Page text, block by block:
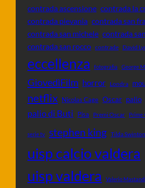
contrada ascensione contrada la
contrada pievania contrada san
contrada san michele contrada
contrada san rocco contrade David
eccellenza fotografia George
GiovedìFilm horror Londra
netflix Nicolas Cage Oscar palio
palio di Buti Pisa Premi Oscar Prime
serie tv stephen king Tilda Swinton
uisp calcio valdera
uisp valdera
Valerio